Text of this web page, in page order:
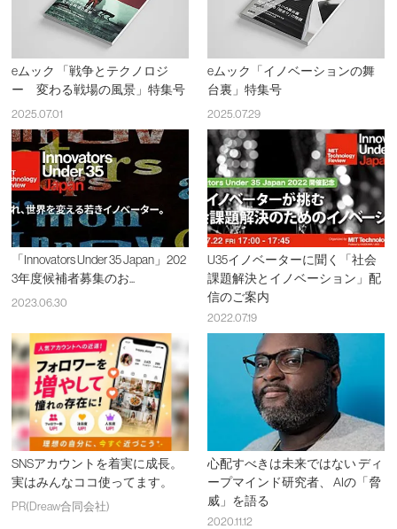
eムック 「戦争とテクノロジ
ー 変わる戦場の風景」特集号
2025.07.01
eムック「イノベーションの舞
台裏」特集号
2025.07.29
「Innovators Under 35 Japan」202
3年度候補者募集のお...
2023.06.30
U35イノベーターに聞く「社会
課題解決とイノベーション」配
信のご案内
2022.07.19
SNSアカウントを着実に成長。
実はみんなココ使ってます。
PR(Dreaw合同会社)
心配すべきは未来ではない ディ
ープマインド研究者、 AIの「脅
威」を語る
2020.11.12